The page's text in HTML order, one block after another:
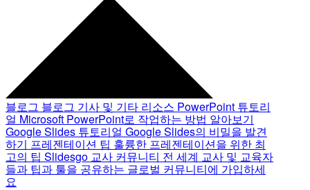
블로그 블로그 기사 및 기타 리소스 PowerPoint 튜토리
얼 Microsoft PowerPoint로 작업하는 방법 알아보기
Google Slides 튜토리얼 Google Slides의 비밀을 발견
하기 프레젠테이션 팁 훌륭한 프레젠테이션을 위한 최
고의 팁 Slidesgo 교사 커뮤니티 전 세계 교사 및 교육자
들과 팁과 툴을 공유하는 글로벌 커뮤니티에 가입하세
요